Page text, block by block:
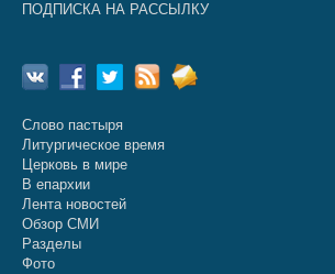
ПОДПИСКА НА РАССЫЛКУ
Слово пастыря
Литургическое время
Церковь в мире
В епархии
Лента новостей
Обзор СМИ
Разделы
Фото